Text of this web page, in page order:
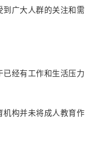
广大人群的关注和需
经有工作和生活压力
构并未将成人教育作